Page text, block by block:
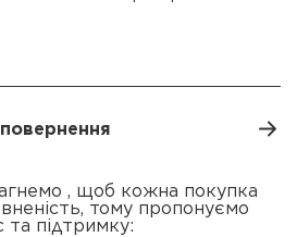
, щоб кожна покупка
тому пропонуємо
та підтримку: